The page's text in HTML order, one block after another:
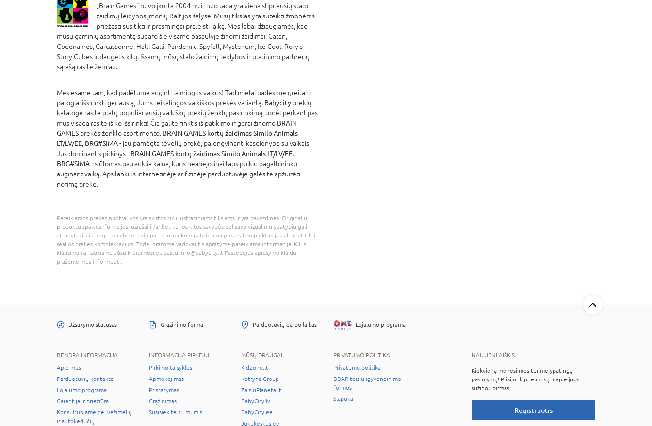
„Brain Games“ buvo įkurta 2004 m. ir nuo tada yra viena stipriausių stalo
žaidimų leidybos įmonių Baltijos šalyse. Mūsų tikslas yra suteikti žmonėms
priežastį susitikti ir prasmingai praleisti laiką. Mes labai džiaugiamės, kad
mūsų gaminių asortimentą sudaro šie visame pasaulyje žinomi žaidimai: Catan,
Codenames, Carcassonne, Halli Galli, Pandemic, Spyfall, Mysterium, Ice Cool, Rory’s
Story Cubes ir daugelis kitų. Išsamų mūsų stalo žaidimų leidybos ir platinimo partnerių
sąrašą rasite žemiau.
Mes esame tam, kad padėtume auginti laimingus vaikus! Tad mielai padėsime greitai ir
patogiai išsirinkti geriausią, Jums reikalingos vaikiškos prekės variantą. Babycity prekių
kataloge rasite platų populiariausių vaikiškų prekių ženklų pasirinkimą, todėl perkant pas
mus visada rasite iš ko išsirinkti! Čia galite rinktis iš patikimo ir gerai žinomo BRAIN
GAMES prekės ženklo asortimento. BRAIN GAMES kortų žaidimas Similo Animals
LT/LV/EE, BRG#SIMA- jau pamėgta tėvelių prekė, palengvinanti kasdienybę su vaikais.
Jus dominantis pirkinys - BRAIN GAMES kortų žaidimas Similo Animals LT/LV/EE,
BRG#SIMA- siūlomas patrauklia kaina, kuris neabejotinai taps puikiu pagalbininku
auginant vaiką. Apsilankius internetinėje ar fizinėje parduotuvėje galėsite apžiūrėti
norimą prekę.
Pateikiamos prekės nuotraukos yra skirtos tik iliustraciniams tikslams ir yra pavyzdinės. Originalių
produktų spalvos, funkcijos, užrašai ir/ar bet kurios kitos savybės dėl savo vizualinių ypatybių gali
atrodyti kitaip negu realybėje. Taip pat nuotraukoje pateikiama prekės komplektacija gali neatitikti
realios prekės komplektacijos. Todėl prašome vadovautis aprašyme pateikiama informacija. Kilus
klausimams, laukiame Jūsų kreipimosi el. paštu info@babycity.lt Pastebėjus aprašymo klaidų
prašome mus informuoti.
Užsakymo statusas Grąžinimo forma Parduotuvių darbo laikas Lojalumo programa
BENDRA INFORMACIJA
Apie mus
Parduotuvių kontaktai
Lojalumo programa
Garantija ir priežiūra
Konsultuojame dėl vežimėlių
ir autokėdučių
INFORMACIJA PIRKĖJUI
Pirkimo taisyklės
Apmokėjimas
Pristatymas
Grąžinimas
Susisiekite su mumis
MŪSŲ DRAUGAI
KidZone.lt
Kotryna Group
ZaisluPlaneta.lt
BabyCity.lv
BabyCity.ee
Jukukeskus.ee
PRIVATUMO POLITIKA
Privatumo politika
BDAR teisių įgyvendinimo
formos
Slapukai
NAUJIENLAIŠKIS
Kiekvieną mėnesį mes turime ypatingų
pasiūlymų! Prisijunk prie mūsų ir apie juos
sužinok pirmas!
Registruotis